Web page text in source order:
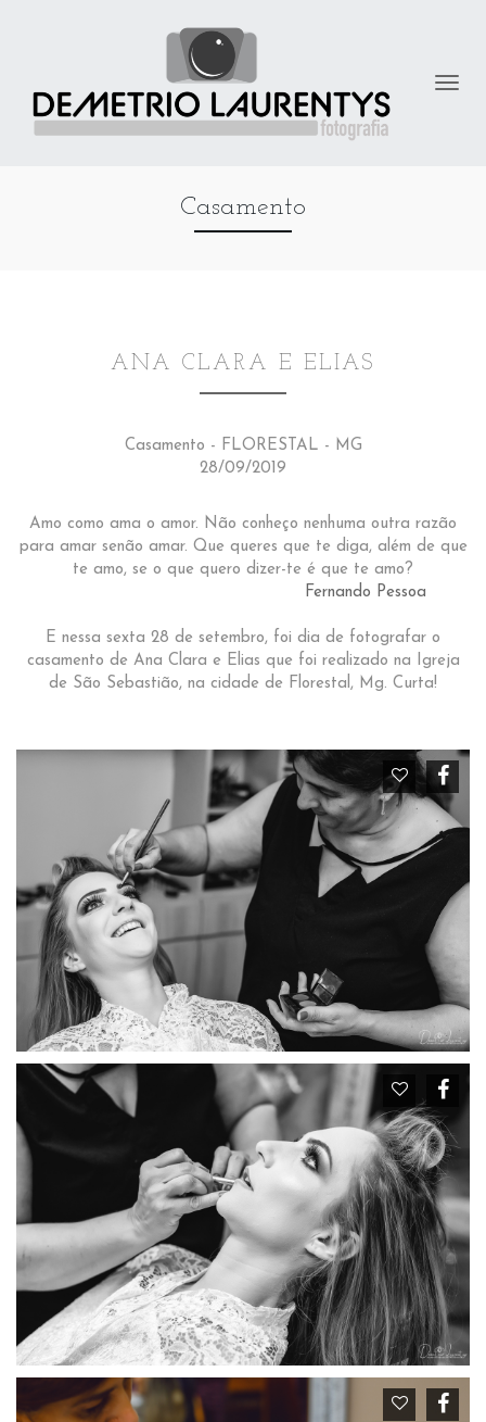
Casamento
ANA CLARA E ELIAS
Casamento - FLORESTAL - MG
28/09/2019
Amo como ama o amor. Não conheço nenhuma outra razão
para amar senão amar. Que queres que te diga, além de que
te amo, se o que quero dizer-te é que te amo?
Fernando Pessoa
E nessa sexta 28 de setembro, foi dia de fotografar o
casamento de Ana Clara e Elias que foi realizado na Igreja
de São Sebastião, na cidade de Florestal, Mg. Curta!